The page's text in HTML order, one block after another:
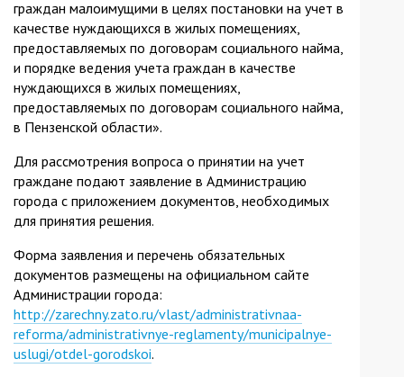
граждан малоимущими в целях постановки на учет в
качестве нуждающихся в жилых помещениях,
предоставляемых по договорам социального найма,
и порядке ведения учета граждан в качестве
нуждающихся в жилых помещениях,
предоставляемых по договорам социального найма,
в Пензенской области».
Для рассмотрения вопроса о принятии на учет
граждане подают заявление в Администрацию
города с приложением документов, необходимых
для принятия решения.
Форма заявления и перечень обязательных
документов размещены на официальном сайте
Администрации города:
http://zarechny.zato.ru/vlast/administrativnaa-
reforma/administrativnye-reglamenty/municipalnye-
uslugi/otdel-gorodskoi.